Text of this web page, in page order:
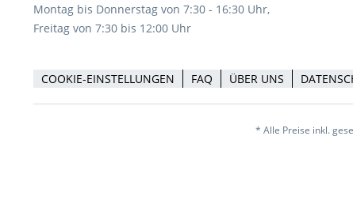
Montag bis Donnerstag von 7:30 - 16:30 Uhr,
Freitag von 7:30 bis 12:00 Uhr
COOKIE-EINSTELLUNGEN FAQ ÜBER UNS
* Alle Preise inkl.